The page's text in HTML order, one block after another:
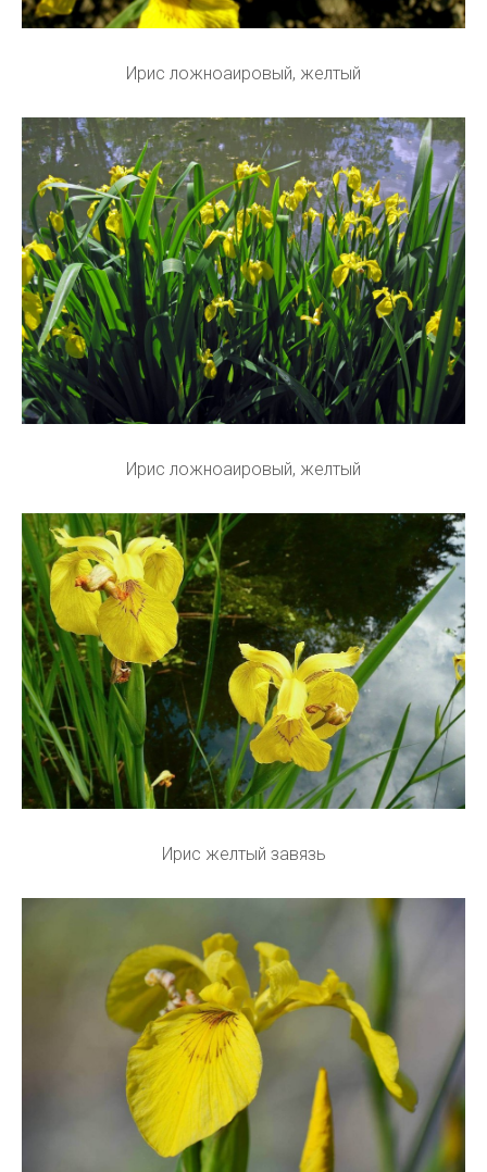
Ирис ложноаировый, желтый
Ирис ложноаировый, желтый
Ирис желтый завязь